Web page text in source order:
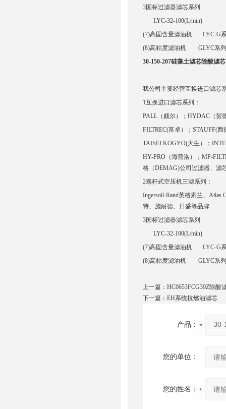
3国标过滤器滤芯系列
LYC-32-100(L/min)
(7)高固含量滤油机 LYC-G
(8)高粘度滤油机 GLYC系
30-150-207硅藻土滤芯除酸滤芯
我公司主要经营互换进口滤芯
1互换进口滤芯系列：
PALL（颇尔）；HYDAC（贺
FILTREC(富卓）；STAUFF(
TAISEI KOGYO(大生）；
HY-PRO（海普洛）；MP-
格（DEMAG)公司过滤器、滤
2螺杆式空压机三滤系列：
Ingersoll-Rand英格索兰、Atlas
特、施耐德、日盛等品牌
3国标过滤器滤芯系列
LYC-32-100(L/min)
(7)高固含量滤油机 LYC-G
(8)高粘度滤油机 GLYC系
上一篇： HC0653FCG39Z除酸
下一篇： EH系统抗燃油滤芯
产品：
您的单位：
您的姓名：